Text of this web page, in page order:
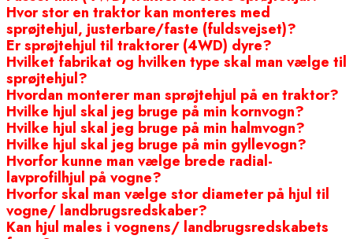
Hvor stor en traktor kan monteres med
sprøjtehjul, justerbare/faste (fuldsvejset)?
Er sprøjtehjul til traktorer (4WD) dyre?
Hvilket fabrikat og hvilken type skal man vælge til
sprøjtehjul?
Hvordan monterer man sprøjtehjul på en traktor?
Hvilke hjul skal jeg bruge på min kornvogn?
Hvilke hjul skal jeg bruge på min halmvogn?
Hvilke hjul skal jeg bruge på min gyllevogn?
Hvorfor kunne man vælge brede radial-
lavprofilhjul på vogne?
Hvorfor skal man vælge stor diameter på hjul til
vogne/ landbrugsredskaber?
Kan hjul males i vognens/ landbrugsredskabets